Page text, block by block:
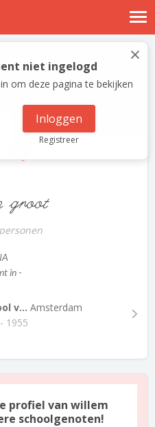
verhalen
in
aan
×
niet ingelogd
om deze pagina te bekijken
Inloggen
Registreer
groot
in -
v... Amsterdam
1955
profiel van willem
schoolgenoten!